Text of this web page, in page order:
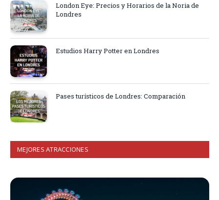
London Eye: Precios y Horarios de la Noria de
Londres
Estudios Harry Potter en Londres
Pases turísticos de Londres: Comparación
MEJORES ATRACCIONES